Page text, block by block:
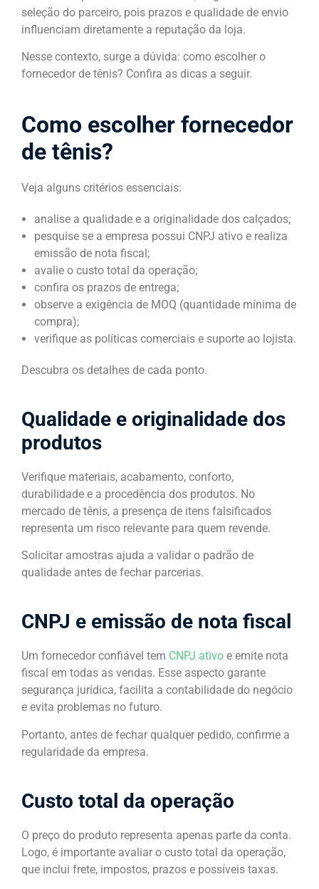
seleção do parceiro, pois prazos e qualidade de envio
influenciam diretamente a reputação da loja.
Nesse contexto, surge a dúvida: como escolher o
fornecedor de tênis? Confira as dicas a seguir.
Como escolher fornecedor
de tênis?
Veja alguns critérios essenciais:
analise a qualidade e a originalidade dos calçados;
pesquise se a empresa possui CNPJ ativo e realiza
emissão de nota fiscal;
avalie o custo total da operação;
confira os prazos de entrega;
observe a exigência de MOQ (quantidade mínima de
compra);
verifique as políticas comerciais e suporte ao lojista.
Descubra os detalhes de cada ponto.
Qualidade e originalidade dos
produtos
Verifique materiais, acabamento, conforto,
durabilidade e a procedência dos produtos. No
mercado de tênis, a presença de itens falsificados
representa um risco relevante para quem revende.
Solicitar amostras ajuda a validar o padrão de
qualidade antes de fechar parcerias.
CNPJ e emissão de nota fiscal
Um fornecedor confiável tem CNPJ ativo e emite nota
fiscal em todas as vendas. Esse aspecto garante
segurança jurídica, facilita a contabilidade do negócio
e evita problemas no futuro.
Portanto, antes de fechar qualquer pedido, confirme a
regularidade da empresa.
Custo total da operação
O preço do produto representa apenas parte da conta.
Logo, é importante avaliar o custo total da operação,
que inclui frete, impostos, prazos e possíveis taxas.